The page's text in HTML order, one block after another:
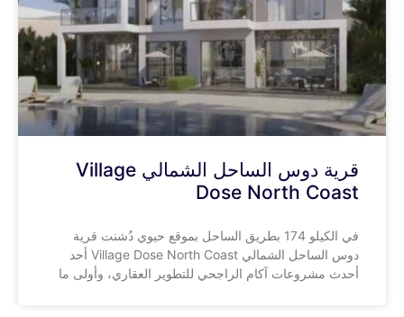
قرية دوس الساحل الشمالي Village
Dose North Coast
في الكيلو 174 بطريق الساحل بموقع حيوي دُشنت قرية
دوس الساحل الشمالي Village Dose North Coast أحد
أحدث مشروعات آكام الراجحي للتطوير العقاري، وأولى ما